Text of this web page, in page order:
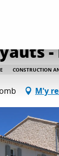
CONSTRUCTION
M'y